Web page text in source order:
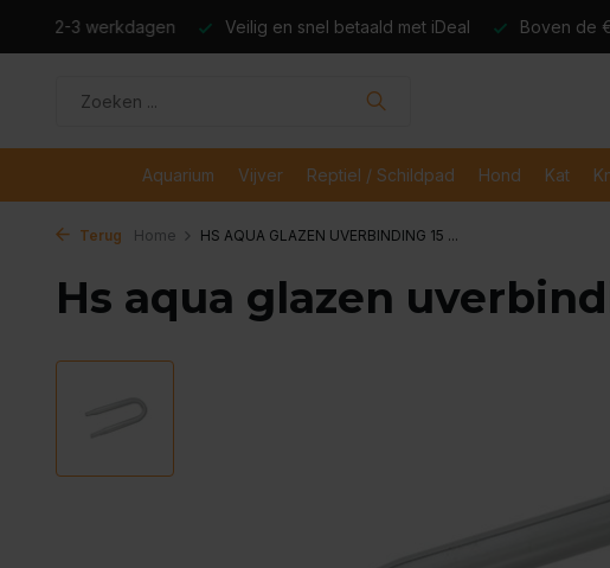
Veilig en snel betaald met iDeal Boven de €50,- gratis
Aquarium Vijver Reptiel / Schildpad Hond Kat
Terug Home HS AQUA GLAZEN UVERBINDING 15 ...
Hs aqua glazen